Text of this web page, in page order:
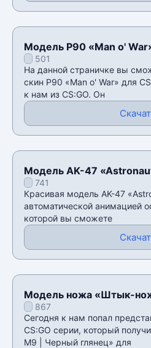
Модель P90 «Man o'
501
На данной страничке вы
скин P90 «Man o' War» для
к нам из CS:GO. Он
Модель AK-47
741
Красивая модель AK-47
автоматической анимацией
которой вы сможете
Модель ножа «Штык-
глянец» для CSS v34
867
Сегодня к нам попал
CS:GO серии, который
M9 | Черный глянец» для